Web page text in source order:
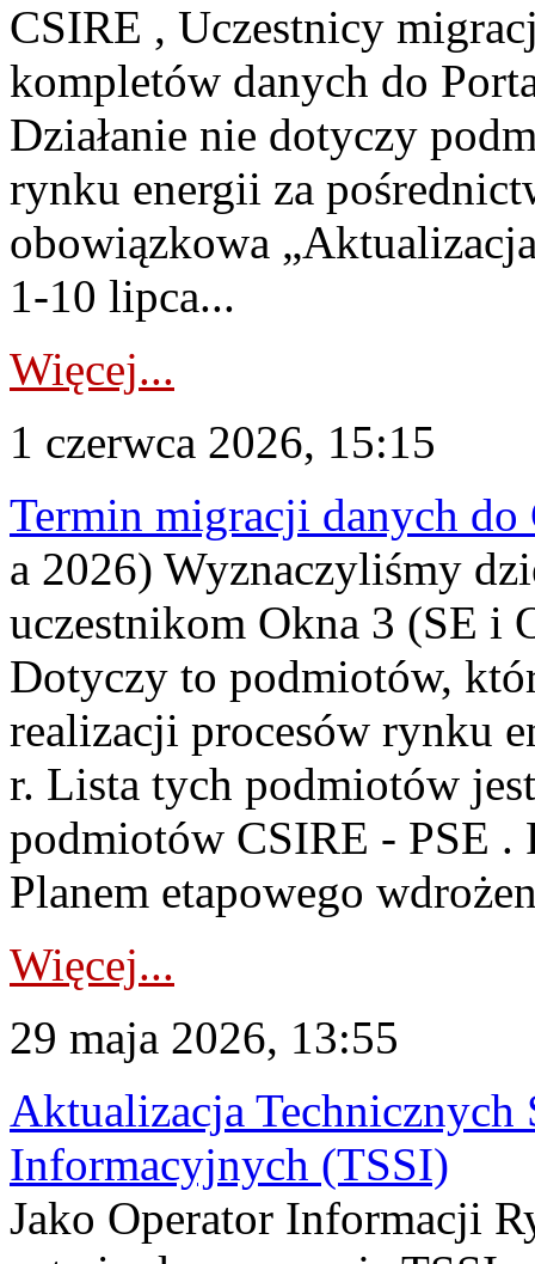
CSIRE , Uczestnicy
kompletów danych do
Działanie nie dotyczy
rynku energii za
obowiązkowa
1-10 lipca...
Więcej...
1 czerwca 2026, 15:15
Termin migracji danych
a 2026) Wyznaczyliśmy
uczestnikom Okna 3 (SE i
Dotyczy to podmiotów,
realizacji procesów rynku
r. Lista tych podmiotów
podmiotów CSIRE - PSE .
Planem etapowego
Więcej...
29 maja 2026, 13:55
Aktualizacja Technicznych
Informacyjnych (TSSI)
Jako Operator Informacji